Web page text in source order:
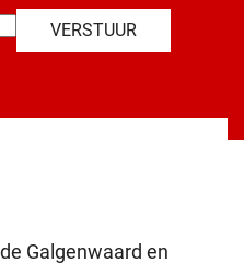
VERSTUUR
Galgenwaard en